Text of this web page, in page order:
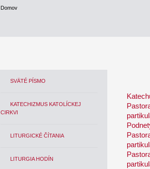
Domov
SVÄTÉ PÍSMO
KATECHIZMUS KATOLÍCKEJ
CIRKVI
LITURGICKÉ ČÍTANIA
LITURGIA HODÍN